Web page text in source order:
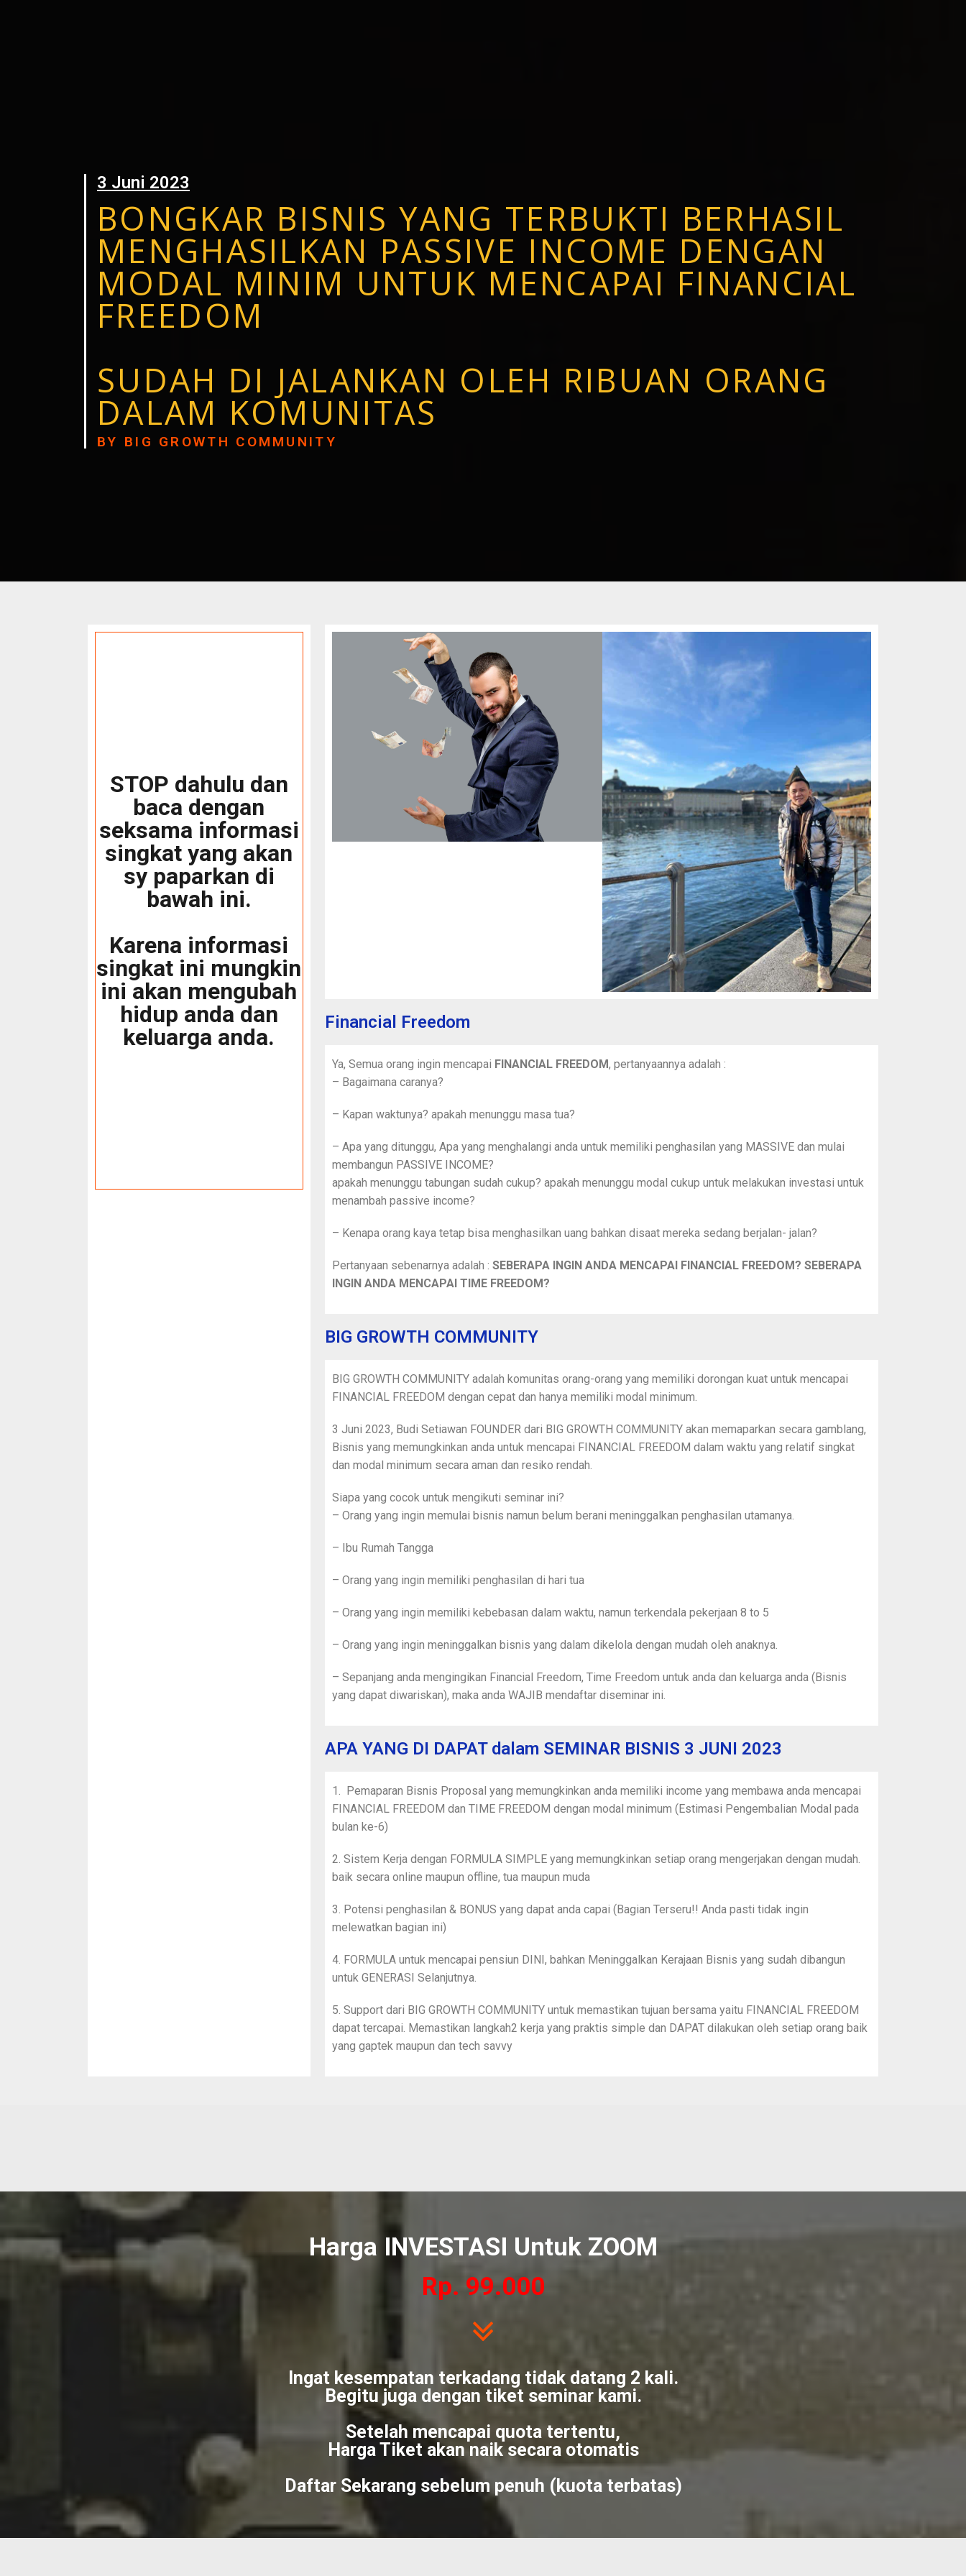
3 Juni 2023
BONGKAR BISNIS YANG TERBUKTI BERHASIL
MENGHASILKAN PASSIVE INCOME DENGAN
MODAL MINIM UNTUK MENCAPAI FINANCIAL
FREEDOM
SUDAH DI JALANKAN OLEH RIBUAN ORANG
DALAM KOMUNITAS
BY BIG GROWTH COMMUNITY
STOP dahulu dan
baca dengan
seksama informasi
singkat yang akan
sy paparkan di
bawah ini.
Karena informasi
singkat ini mungkin
ini akan mengubah
hidup anda dan
keluarga anda.
Financial Freedom
Ya, Semua orang ingin mencapai FINANCIAL FREEDOM, pertanyaannya adalah :
– Bagaimana caranya?
– Kapan waktunya? apakah menunggu masa tua?
– Apa yang ditunggu, Apa yang menghalangi anda untuk memiliki penghasilan yang MASSIVE dan mulai
membangun PASSIVE INCOME?
apakah menunggu tabungan sudah cukup? apakah menunggu modal cukup untuk melakukan investasi untuk
menambah passive income?
– Kenapa orang kaya tetap bisa menghasilkan uang bahkan disaat mereka sedang berjalan- jalan?
Pertanyaan sebenarnya adalah : SEBERAPA INGIN ANDA MENCAPAI FINANCIAL FREEDOM? SEBERAPA
INGIN ANDA MENCAPAI TIME FREEDOM?
BIG GROWTH COMMUNITY
BIG GROWTH COMMUNITY adalah komunitas orang-orang yang memiliki dorongan kuat untuk mencapai
FINANCIAL FREEDOM dengan cepat dan hanya memiliki modal minimum.
3 Juni 2023, Budi Setiawan FOUNDER dari BIG GROWTH COMMUNITY akan memaparkan secara gamblang,
Bisnis yang memungkinkan anda untuk mencapai FINANCIAL FREEDOM dalam waktu yang relatif singkat
dan modal minimum secara aman dan resiko rendah.
Siapa yang cocok untuk mengikuti seminar ini?
– Orang yang ingin memulai bisnis namun belum berani meninggalkan penghasilan utamanya.
– Ibu Rumah Tangga
– Orang yang ingin memiliki penghasilan di hari tua
– Orang yang ingin memiliki kebebasan dalam waktu, namun terkendala pekerjaan 8 to 5
– Orang yang ingin meninggalkan bisnis yang dalam dikelola dengan mudah oleh anaknya.
– Sepanjang anda mengingikan Financial Freedom, Time Freedom untuk anda dan keluarga anda (Bisnis
yang dapat diwariskan), maka anda WAJIB mendaftar diseminar ini.
APA YANG DI DAPAT dalam SEMINAR BISNIS 3 JUNI 2023
1. Pemaparan Bisnis Proposal yang memungkinkan anda memiliki income yang membawa anda mencapai
FINANCIAL FREEDOM dan TIME FREEDOM dengan modal minimum (Estimasi Pengembalian Modal pada
bulan ke-6)
2. Sistem Kerja dengan FORMULA SIMPLE yang memungkinkan setiap orang mengerjakan dengan mudah.
baik secara online maupun offline, tua maupun muda
3. Potensi penghasilan & BONUS yang dapat anda capai (Bagian Terseru!! Anda pasti tidak ingin
melewatkan bagian ini)
4. FORMULA untuk mencapai pensiun DINI, bahkan Meninggalkan Kerajaan Bisnis yang sudah dibangun
untuk GENERASI Selanjutnya.
5. Support dari BIG GROWTH COMMUNITY untuk memastikan tujuan bersama yaitu FINANCIAL FREEDOM
dapat tercapai. Memastikan langkah2 kerja yang praktis simple dan DAPAT dilakukan oleh setiap orang baik
yang gaptek maupun dan tech savvy
Harga INVESTASI Untuk ZOOM
Rp. 99.000
Ingat kesempatan terkadang tidak datang 2 kali.
Begitu juga dengan tiket seminar kami.
Setelah mencapai quota tertentu,
Harga Tiket akan naik secara otomatis
Daftar Sekarang sebelum penuh (kuota terbatas)